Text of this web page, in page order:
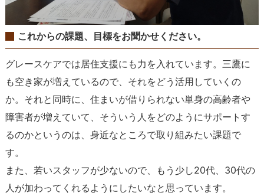
これからの課題、目標をお聞かせください。
グレースケアでは居住支援にも力を入れています。三鷹に
も空き家が増えているので、それをどう活用していくの
か。それと同時に、住まいが借りられない単身の高齢者や
障害者が増えていて、そういう人をどのようにサポートす
るのかというのは、身近なところで取り組みたい課題で
す。
また、若いスタッフが少ないので、もう少し20代、30代の
人が加わってくれるようにしたいなと思っています。